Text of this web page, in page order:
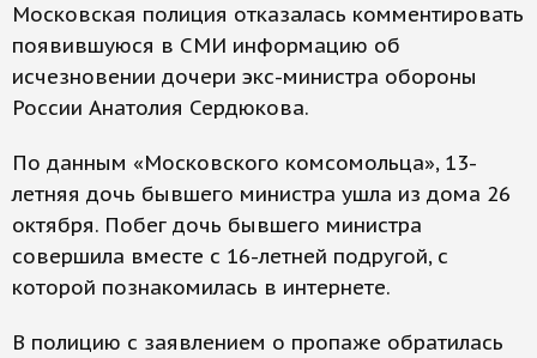
Московская полиция отказалась комментировать
появившуюся в СМИ информацию об
исчезновении дочери экс-министра обороны
России Анатолия Сердюкова.
По данным «Московского комсомольца», 13-
летняя дочь бывшего министра ушла из дома 26
октября. Побег дочь бывшего министра
совершила вместе с 16-летней подругой, с
которой познакомилась в интернете.
В полицию с заявлением о пропаже обратилась